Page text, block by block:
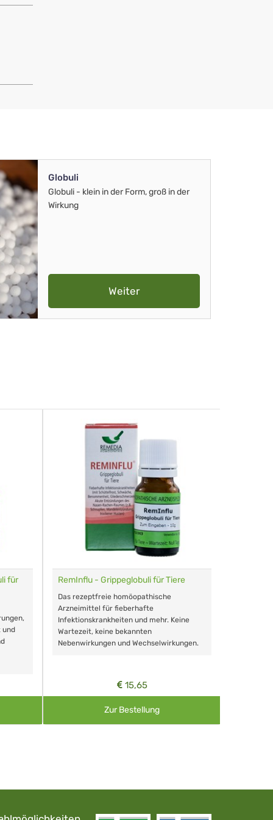
Globuli
Globuli - klein in der Form, groß in der
Wirkung
Weiter
für
und
RemInflu - Grippeglobuli für Tiere
Das rezeptfreie homöopathische
Arzneimittel für fieberhafte
Infektionskrankheiten und mehr. Keine
Wartezeit, keine bekannten
Nebenwirkungen und Wechselwirkungen.
15,65
Zur Bestellung